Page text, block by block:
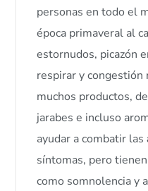
personas en todo el
época primaveral al
estornudos, picazón
respirar y
muchos productos,
jarabes e incluso
ayudar a combatir las
síntomas, pero
como somnolencia y